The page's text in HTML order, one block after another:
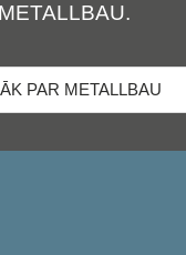
PAR METALLBAU